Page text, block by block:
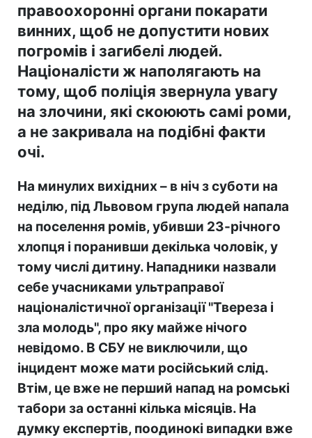
правоохоронні органи покарати
винних, щоб не допустити нових
погромів і загибелі людей.
Націоналісти ж наполягають на
тому, щоб поліція звернула увагу
на злочини, які скоюють самі роми,
а не закривала на подібні факти
очі.
На минулих вихідних – в ніч з суботи на
неділю, під Львовом група людей напала
на поселення ромів, убивши 23-річного
хлопця і поранивши декілька чоловік, у
тому числі дитину. Нападники назвали
себе учасниками ультраправої
націоналістичної організації "Твереза і
зла молодь", про яку майже нічого
невідомо. В СБУ не виключили, що
інцидент може мати російський слід.
Втім, це вже не перший напад на ромські
табори за останні кілька місяців. На
думку експертів, поодинокі випадки вже